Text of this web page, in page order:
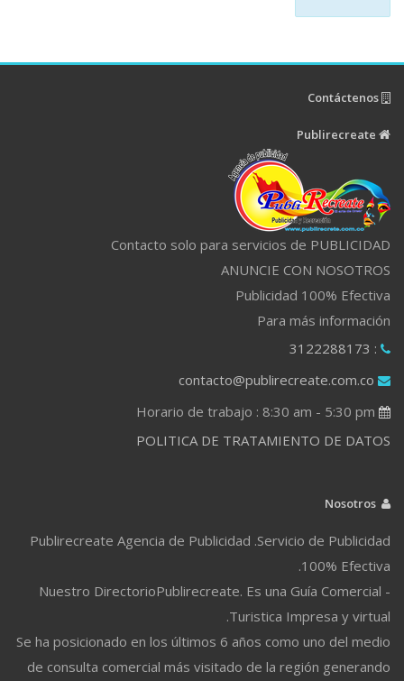
Contacto solo para servicios de PUBLICIDAD
ANUNCIE CON NOSOTROS
Publicidad 100% Efectiva
Para más información
: 3122288173
contacto@publirecreate.com.co
POLITICA DE TRATAMIENTO DE DATOS
Publirecreate Agencia de Publicidad .Servicio de Publicidad
100% Efectiva.
Nuestro DirectorioPublirecreate. Es una Guía Comercial -
Turistica Impresa y virtual.
Se ha posicionado en los últimos 6 años como uno del medio
de consulta comercial más visitado de la región generando